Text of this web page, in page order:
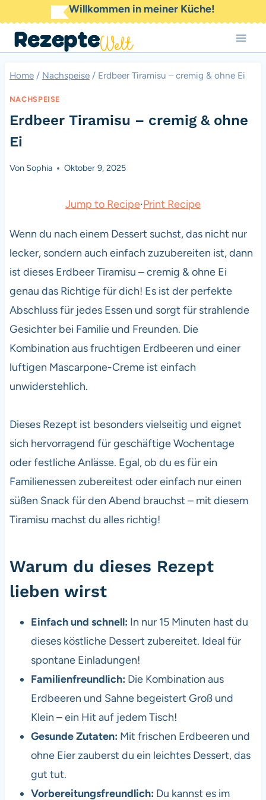
Inhalt
springen
Willkommen in meiner Küche!
Home / Nachspeise / Erdbeer Tiramisu – cremig & ohne Ei
NACHSPEISE
Erdbeer Tiramisu – cremig & ohne
Ei
Von Sophia Oktober 9, 2025
Jump to Recipe·Print Recipe
Wenn du nach einem Dessert suchst, das nicht nur
lecker, sondern auch einfach zuzubereiten ist, dann
ist dieses Erdbeer Tiramisu – cremig & ohne Ei
genau das Richtige für dich! Es ist der perfekte
Abschluss für jedes Essen und sorgt für strahlende
Gesichter bei Familie und Freunden. Die
Kombination aus fruchtigen Erdbeeren und einer
luftigen Mascarpone-Creme ist einfach
unwiderstehlich.
Dieses Rezept ist besonders vielseitig und eignet
sich hervorragend für geschäftige Wochentage
oder festliche Anlässe. Egal, ob du es für ein
Familienessen zubereitest oder einfach nur einen
süßen Snack für den Abend brauchst – mit diesem
Tiramisu machst du alles richtig!
Warum du dieses Rezept
lieben wirst
Einfach und schnell: In nur 15 Minuten hast du
dieses köstliche Dessert zubereitet. Ideal für
spontane Einladungen!
Familienfreundlich: Die Kombination aus
Erdbeeren und Sahne begeistert Groß und
Klein – ein Hit auf jedem Tisch!
Gesunde Zutaten: Mit frischen Erdbeeren und
ohne Eier zauberst du ein leichtes Dessert, das
gut tut.
Vorbereitungsfreundlich: Du kannst es im